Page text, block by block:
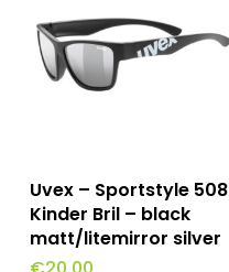
Toevoegen Aan
Winkelwagen
Uvex – Sportstyle 508
Kinder Bril – black
matt/litemirror silver